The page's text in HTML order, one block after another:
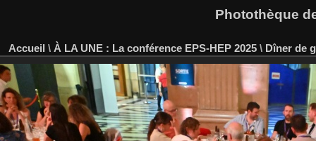
Photothèque
Accueil \ À LA UNE : La conférence EPS-HEP 2025 \ Dîner de